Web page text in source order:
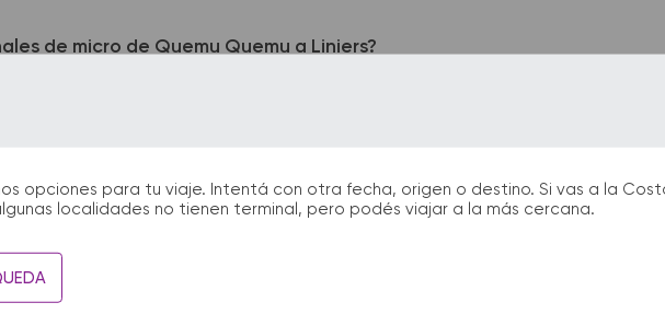
opciones para tu viaje. Intentá con otra fecha, origen o destino. Si vas a la
localidades no tienen terminal, pero podés viajar a la más cercana.
de micro de Quemu Quemu a Liniers?
Quemu queda ubicada en Mitre y Moreno. La terminal de colectivos de Liniers
de bus podrás encontrar kioscos, sanitarios, paradas de taxi o remis y puntos
durante tu viaje.
presentarme en la terminal de micros?